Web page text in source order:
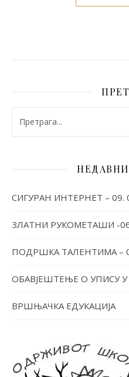
СИГУРАН ИНТЕРНЕТ – 09.
ЗЛАТНИ РУКОМЕТАШИ -
ПОДРШКА ТАЛЕНТИМА –
ОБАВЈЕШТЕЊЕ О УПИСУ
ВРШЊАЧКА ЕДУКАЦИЈА